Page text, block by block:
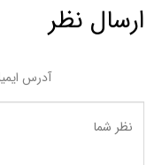
ارسال نظر
آدرس